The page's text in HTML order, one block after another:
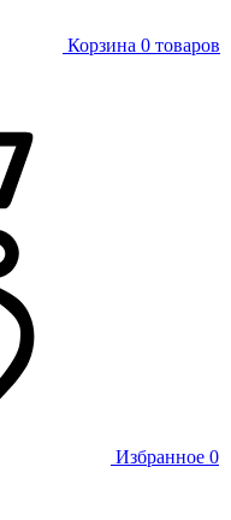
Корзина 0 товаров
Избранное 0